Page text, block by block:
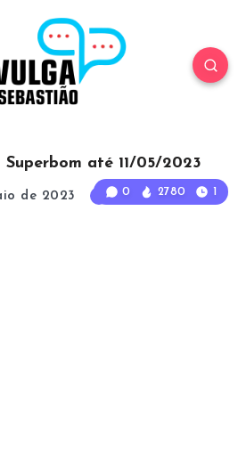
0 2780 1
Superbom até 11/05/2023
de 2023 Min Read